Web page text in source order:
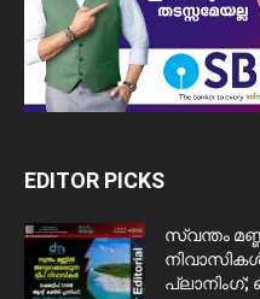
EDITOR PICKS
സ്വന്തം
പ്ലാനിംഗ്;